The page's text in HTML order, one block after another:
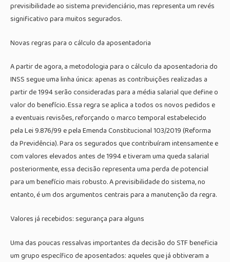
previsibilidade ao sistema previdenciário, mas representa um revés
significativo para muitos segurados.
Novas regras para o cálculo da aposentadoria
A partir de agora, a metodologia para o cálculo da aposentadoria do
INSS segue uma linha única: apenas as contribuições realizadas a
partir de 1994 serão consideradas para a média salarial que define o
valor do benefício. Essa regra se aplica a todos os novos pedidos e
a eventuais revisões, reforçando o marco temporal estabelecido
pela Lei 9.876/99 e pela Emenda Constitucional 103/2019 (Reforma
da Previdência). Para os segurados que contribuíram intensamente e
com valores elevados antes de 1994 e tiveram uma queda salarial
posteriormente, essa decisão representa uma perda de potencial
para um benefício mais robusto. A previsibilidade do sistema, no
entanto, é um dos argumentos centrais para a manutenção da regra.
Valores já recebidos: segurança para alguns
Uma das poucas ressalvas importantes da decisão do STF beneficia
um grupo específico de aposentados: aqueles que já obtiveram a